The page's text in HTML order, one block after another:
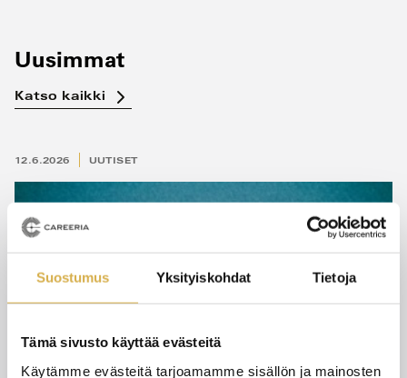
Suostumus Yksityiskohdat Tietoja
Tämä sivusto käyttää evästeitä
Käytämme evästeitä tarjoamamme sisällön ja mainosten
Uusimmat
Katso kaikki
12.6.2026 UUTISET